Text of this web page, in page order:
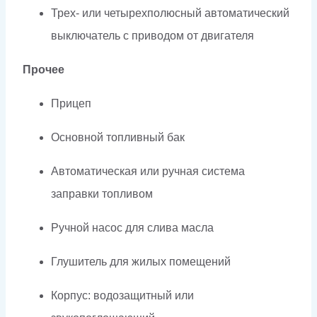
Трех- или четырехполюсный автоматический
выключатель с приводом от двигателя
Прочее
Прицеп
Основной топливный бак
Автоматическая или ручная система
заправки топливом
Ручной насос для слива масла
Глушитель для жилых помещений
Корпус: водозащитный или